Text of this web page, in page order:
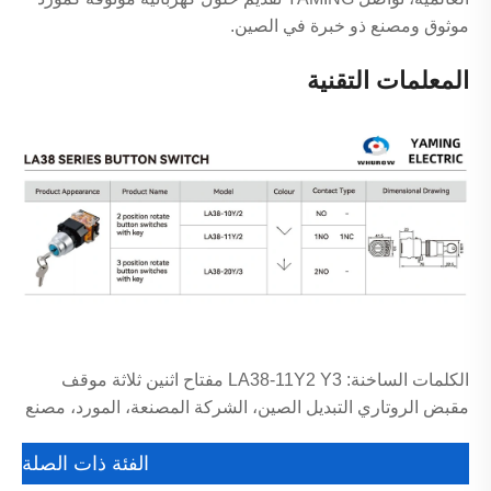
موثوق ومصنع ذو خبرة في الصين.
المعلمات التقنية
الكلمات الساخنة: LA38-11Y2 Y3 مفتاح اثنين ثلاثة موقف
مقبض الروتاري التبديل الصين، الشركة المصنعة، المورد، مصنع
الفئة ذات الصلة